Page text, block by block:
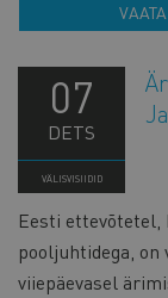
VAATA
07
DETS
VÄLISVISIIDID
Eesti ettevõtetel,
pooljuhtidega, on
viiepäevasel